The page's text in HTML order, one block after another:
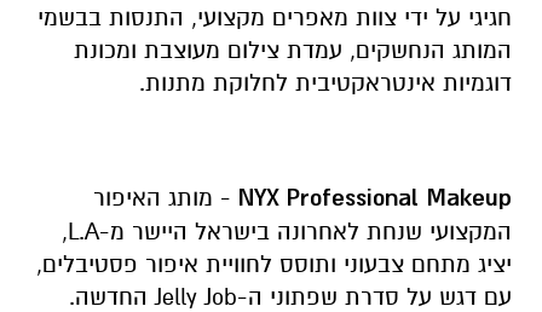
חגיגי על ידי צוות מאפרים מקצועי, התנסות בבשמי
המותג הנחשקים, עמדת צילום מעוצבת ומכונת
דוגמיות אינטראקטיבית לחלוקת מתנות.
NYX Professional Makeup - מותג האיפור
המקצועי שנחת לאחרונה בישראל היישר מ-L.A,
יציג מתחם צבעוני ותוסס לחוויית איפור פסטיבלים,
עם דגש על סדרת שפתוני ה-Jelly Job החדשה.